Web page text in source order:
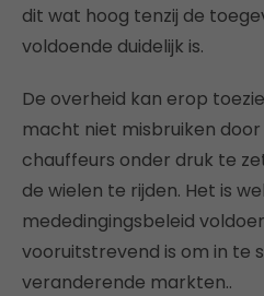
dit wat hoog tenzij de
voldoende duidelijk is.
De overheid kan erop
macht niet misbruiken
chauffeurs onder druk te
de wielen te rijden. Het is
mededingingsbeleid
vooruitstrevend is om in te
veranderende markten..